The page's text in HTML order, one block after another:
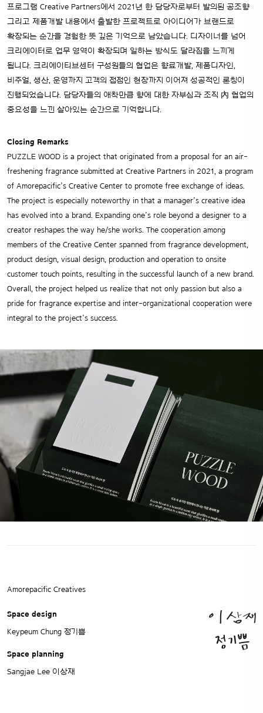
프로그램 Creative Partners에서 2021년 한 담당자로부터 발의된 공조향
그리고 제품개발 내용에서 출발한 프로젝트로 아이디어가 브랜드로
확장되는 순간을 경험한 뜻 깊은 기억으로 남았습니다. 디자이너를 넘어
크리에이터로 업무 영역이 확장되며 일하는 방식도 달라짐을 느끼게
됩니다. 크리에이티브센터 구성원들의 협업은 향료개발, 제품디자인,
비주얼, 생산, 운영까지 고객의 접점인 현장까지 이어져 성공적인 론칭이
진행되었습니다. 담당자들의 애착만큼 향에 대한 자부심과 조직 內 협업의
중요성을 느낀 살아있는 순간으로 기억합니다.
Closing Remarks
PUZZLE WOOD is a project that originated from a proposal for an air-
freshening fragrance submitted at Creative Partners in 2021, a program
of Amorepacific’s Creative Center to promote free exchange of ideas.
The project is especially noteworthy in that a manager’s creative idea
has evolved into a brand. Expanding one’s role beyond a designer to a
creator reshapes the way he/she works. The cooperation among
members of the Creative Center spanned from fragrance development,
product design, visual design, production and operation to onsite
customer touch points, resulting in the successful launch of a new brand.
Overall, the project helped us realize that not only passion but also a
pride for fragrance expertise and inter-organizational cooperation were
integral to the project’s success.
Amorepacific Creatives
Space design
Keypeum Chung 정기쁨
Space planning
Sangjae Lee 이상재